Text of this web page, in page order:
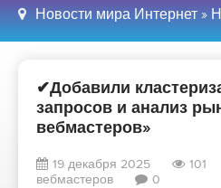
Новости мира Интернет »
✔Добавили
запросов и анализ
вебмастеров»
19 декабря 2025 101
вебмастеров
0